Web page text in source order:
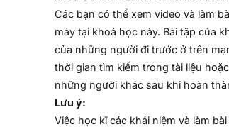
Các bạn có thể xem video và làm
máy tại khoá học này. Bài tập của
của những người đi trước ở trên
thời gian tìm kiếm trong tài liệu
những người khác sau khi hoàn
Lưu ý:
Việc học kĩ các khái niệm và làm bài